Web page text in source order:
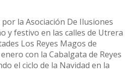
la Asociación De Ilusiones
y festivo en las calles de Utrera
Los Reyes Magos de
con la Cabalgata de Reyes
el ciclo de la Navidad en la